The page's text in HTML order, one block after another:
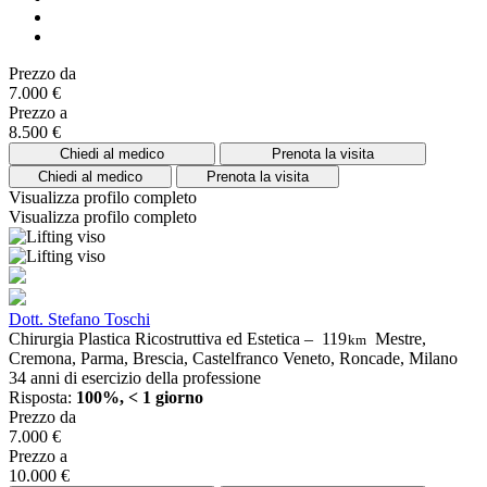
Prezzo da
7.000 €
Prezzo a
8.500 €
Chiedi al medico
Prenota la visita
Chiedi al medico
Prenota la visita
Visualizza profilo completo
Visualizza profilo completo
Dott. Stefano Toschi
Chirurgia Plastica Ricostruttiva ed Estetica – 119km Mestre,
Cremona, Parma, Brescia, Castelfranco Veneto, Roncade, Milano
34 anni di esercizio della professione
Risposta: 100%, < 1 giorno
Prezzo da
7.000 €
Prezzo a
10.000 €